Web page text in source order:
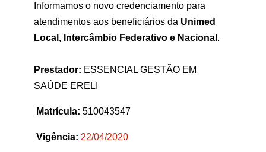
Informamos o novo credenciamento para
atendimentos aos beneficiários da Unimed
Local, Intercâmbio Federativo e Nacional .
Prestador: ESSENCIAL GESTÃO EM
SAÚDE ERELI
Matrícula: 510043547
Vigência: 22/04/2020